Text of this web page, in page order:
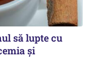
să lupte cu
și